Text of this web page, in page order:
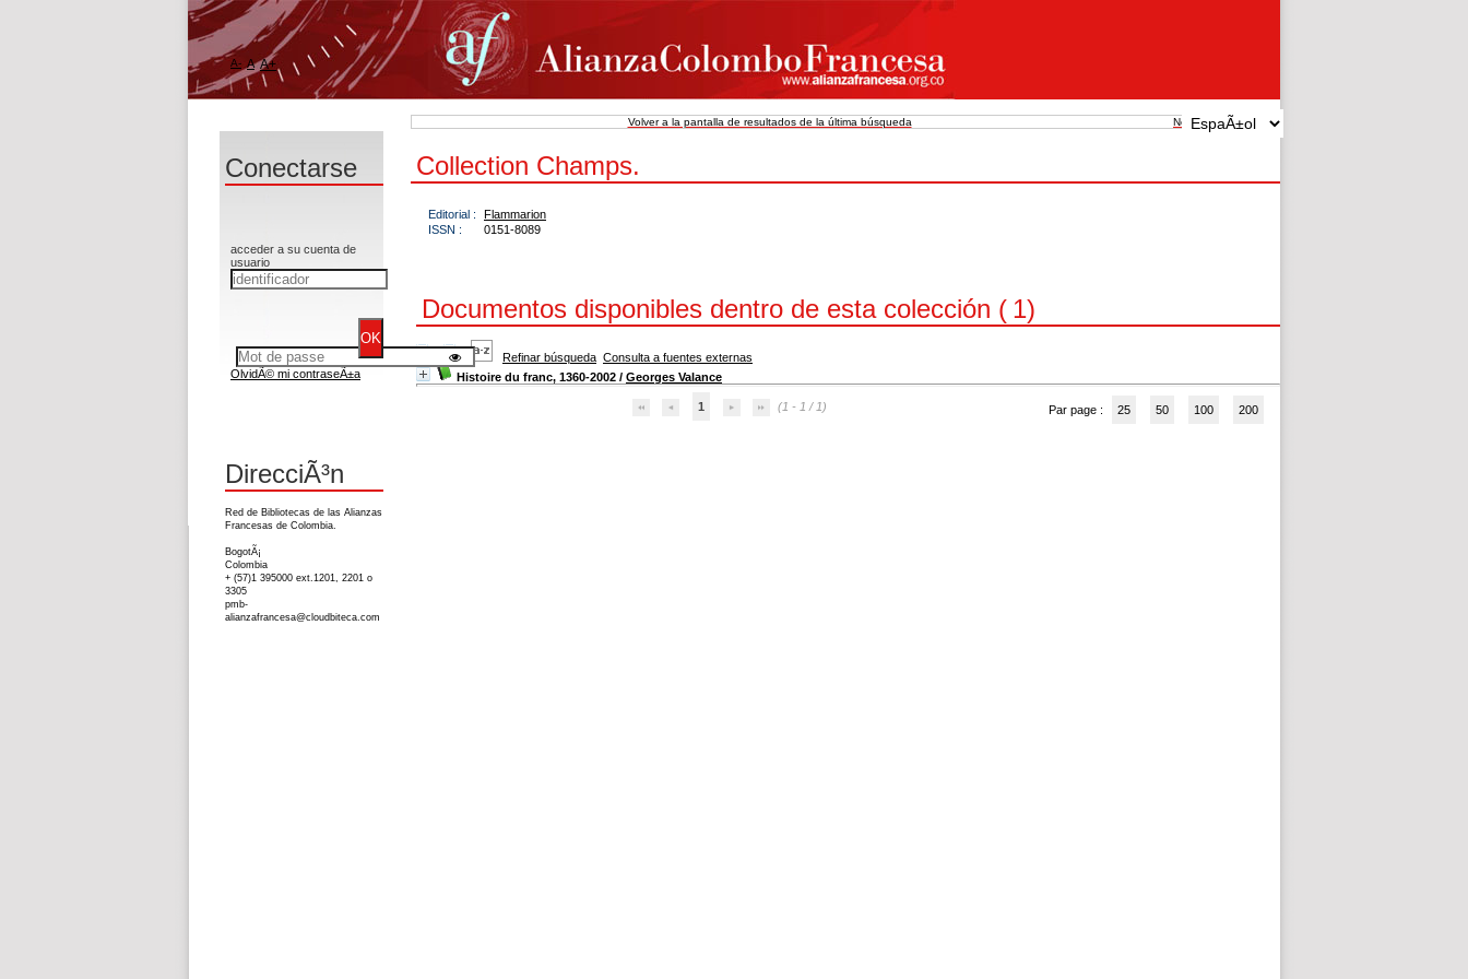
Volver a la pantalla de resultados de la última búsqueda New search
Collection Champs.
Editorial :
Flammarion
ISSN :
0151-8089
Documentos disponibles dentro de esta colección ( 1)
Refinar búsqueda Consulta a fuentes externas
Histoire du franc, 1360-2002 / Georges Valance
1 (1 - 1 / 1) Par page : 25 50 100 200
A- A A+
Conectarse
acceder a su cuenta de
usuario
OlvidÃ© mi contraseÃ±a
DirecciÃ³n
Red de Bibliotecas de las Alianzas
Francesas de Colombia.
BogotÃ¡
Colombia
+ (57)1 395000 ext.1201, 2201 o
3305
pmb-
alianzafrancesa@cloudbiteca.com